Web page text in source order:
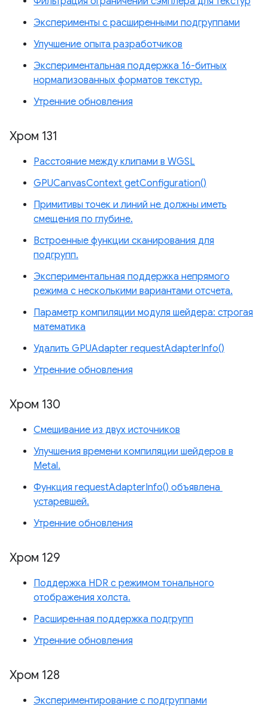
Эксперименты с расширенными подгруппами
Улучшение опыта разработчиков
Экспериментальная поддержка 16-битных
нормализованных форматов текстур.
Утренние обновления
Хром 131
Расстояние между клипами в WGSL
GPUCanvasContext getConfiguration()
Примитивы точек и линий не должны иметь
смещения по глубине.
Встроенные функции сканирования для
подгрупп.
Экспериментальная поддержка непрямого
режима с несколькими вариантами отсчета.
Параметр компиляции модуля шейдера: строгая
математика
Удалить GPUAdapter requestAdapterInfo()
Утренние обновления
Хром 130
Смешивание из двух источников
Улучшения времени компиляции шейдеров в
Metal.
Функция requestAdapterInfo() объявлена ​​
устаревшей.
Утренние обновления
Хром 129
Поддержка HDR с режимом тонального
отображения холста.
Расширенная поддержка подгрупп
Утренние обновления
Хром 128
Экспериментирование с подгруппами